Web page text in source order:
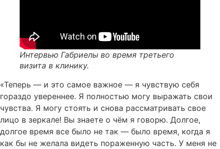
Интервью Габриелы во время третьего
визита в клинику.
«Теперь — и это самое важное — я чувствую себя
гораздо увереннее. Я полностью могу выражать свои
чувства. Я могу стоять и снова рассматривать свое
лицо в зеркале! Вы знаете о чём я говорю. Долгое,
долгое время все было не так — было время, когда я
как бы не желала видеть пораженную часть. У меня не